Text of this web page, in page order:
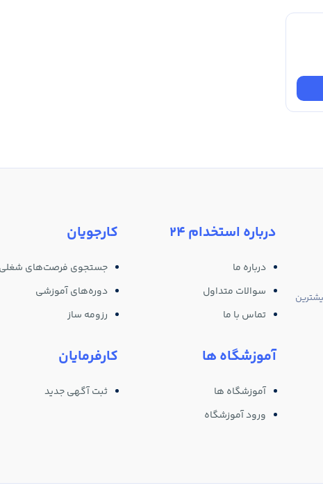
بیشترین
درباره استخدام 24
درباره ما
سوالات متداول
تماس با ما
آموزشگاه ها
آموزشگاه ها
ورود آموزشگاه
کارجویان
جستجوی فرصت‌های شغلی
دوره‌های آموزشی
رزومه ساز
کارفرمایان
ثبت آگهی جدید